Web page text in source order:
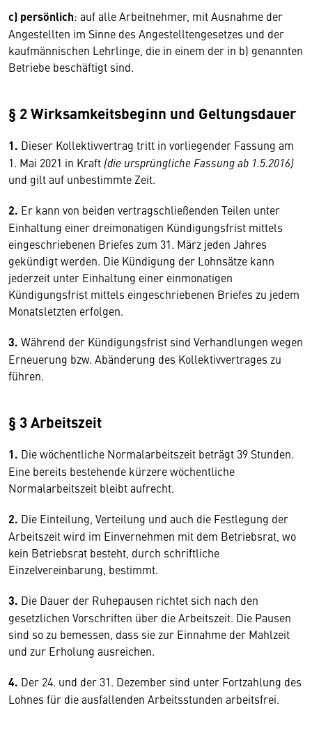
c) persönlich: auf alle Arbeitnehmer, mit Ausnahme der
Angestellten im Sinne des Angestelltengesetzes und der
kaufmännischen Lehrlinge, die in einem der in b) genannten
Betriebe beschäftigt sind.
§ 2 Wirksamkeitsbeginn und Geltungsdauer
1. Dieser Kollektivvertrag tritt in vorliegender Fassung am
1. Mai 2021 in Kraft (die ursprüngliche Fassung ab 1.5.2016)
und gilt auf unbestimmte Zeit.
2. Er kann von beiden vertragschließenden Teilen unter
Einhaltung einer dreimonatigen Kündigungsfrist mittels
eingeschriebenen Briefes zum 31. März jeden Jahres
gekündigt werden. Die Kündigung der Lohnsätze kann
jederzeit unter Einhaltung einer einmonatigen
Kündigungsfrist mittels eingeschriebenen Briefes zu jedem
Monatsletzten erfolgen.
3. Während der Kündigungsfrist sind Verhandlungen wegen
Erneuerung bzw. Abänderung des Kollektivvertrages zu
führen.
§ 3 Arbeitszeit
1. Die wöchentliche Normalarbeitszeit beträgt 39 Stunden.
Eine bereits bestehende kürzere wöchentliche
Normalarbeitszeit bleibt aufrecht.
2. Die Einteilung, Verteilung und auch die Festlegung der
Arbeitszeit wird im Einvernehmen mit dem Betriebsrat, wo
kein Betriebsrat besteht, durch schriftliche
Einzelvereinbarung, bestimmt.
3. Die Dauer der Ruhepausen richtet sich nach den
gesetzlichen Vorschriften über die Arbeitszeit. Die Pausen
sind so zu bemessen, dass sie zur Einnahme der Mahlzeit
und zur Erholung ausreichen.
4. Der 24. und der 31. Dezember sind unter Fortzahlung des
Lohnes für die ausfallenden Arbeitsstunden arbeitsfrei.